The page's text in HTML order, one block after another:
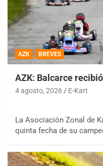
AZK BREVES
AZK: Balcarce
4 agosto, 2026 E-Kart
La Asociación Zonal de
quinta fecha de su